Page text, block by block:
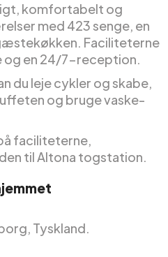
komfortabelt og
med 423 senge, en
Faciliteterne
en 24/7-reception.
du leje cykler og skabe,
og bruge vaske-
faciliteterne,
til Altona togstation.
Tyskland.